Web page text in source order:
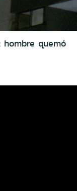
quemó